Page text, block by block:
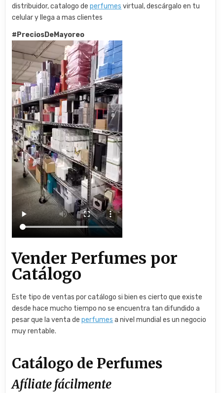
distribuidor, catalogo deperfumes virtual, descárgalo en tu
celular y llega a mas clientes
#PreciosDeMayoreo
Vender Perfumes por
Catálogo
Este tipo de ventas por catálogo si bien es cierto que existe
desde hace mucho tiempo no se encuentra tan difundido a
pesar que la venta deperfumes a nivel mundial es un negocio
muy rentable.
Catálogo de Perfumes
Afíliate fácilmente